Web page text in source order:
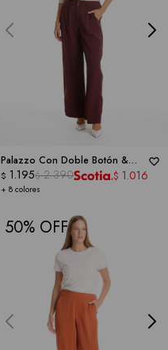
Palazzo Con Doble Botón &
Cintura Elástica -DICTIONARY
+ 8 colores
$ 1.195$ 2.390 $ 1.016
50